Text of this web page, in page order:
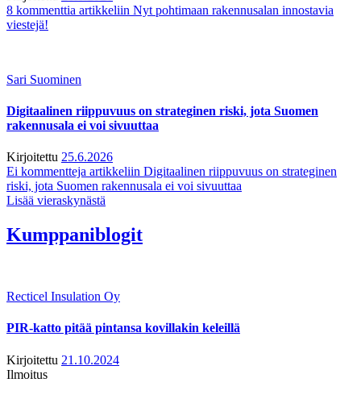
8 kommenttia artikkeliin Nyt pohtimaan rakennusalan innostavia
viestejä!
Sari Suominen
Digitaalinen riippuvuus on strateginen riski, jota Suomen
rakennusala ei voi sivuuttaa
Kirjoitettu 25.6.2026
Ei kommentteja artikkeliin Digitaalinen riippuvuus on strateginen
riski, jota Suomen rakennusala ei voi sivuuttaa
Lisää vieraskynästä
Kumppaniblogit
Recticel Insulation Oy
PIR-katto pitää pintansa kovillakin keleillä
Kirjoitettu 21.10.2024
Ilmoitus